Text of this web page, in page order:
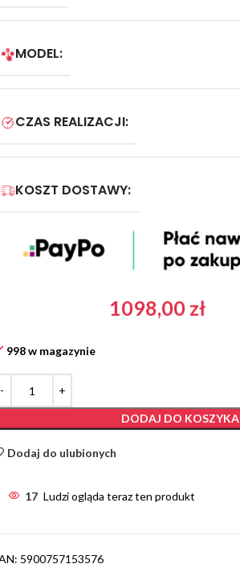
MODEL:
CZAS REALIZACJI:
KOSZT DOSTAWY:
1098,00 zł
998 w magazynie
DODAJ DO KOSZYKA
Dodaj do ulubionych
17 Ludzi ogląda teraz ten produkt
5900757153576